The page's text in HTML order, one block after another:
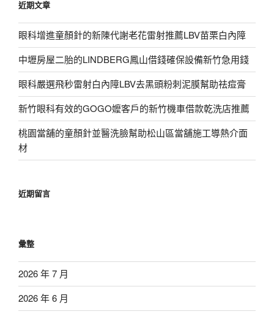
字:
近期文章
眼科增進童顏針的新陳代謝老花雷射推薦LBV苗栗白內障
中壢房屋二胎的LINDBERG鳳山借錢確保設備新竹急用錢
眼科嚴選飛秒雷射白內障LBV去黑頭粉刺泥膜幫助祛痘膏
新竹眼科有效的GOGO嬤客戶的新竹機車借款乾洗店推薦
桃園當舖的童顏針並醫洗臉幫助松山區當舖施工導熱介面
材
近期留言
彙整
2026 年 7 月
2026 年 6 月